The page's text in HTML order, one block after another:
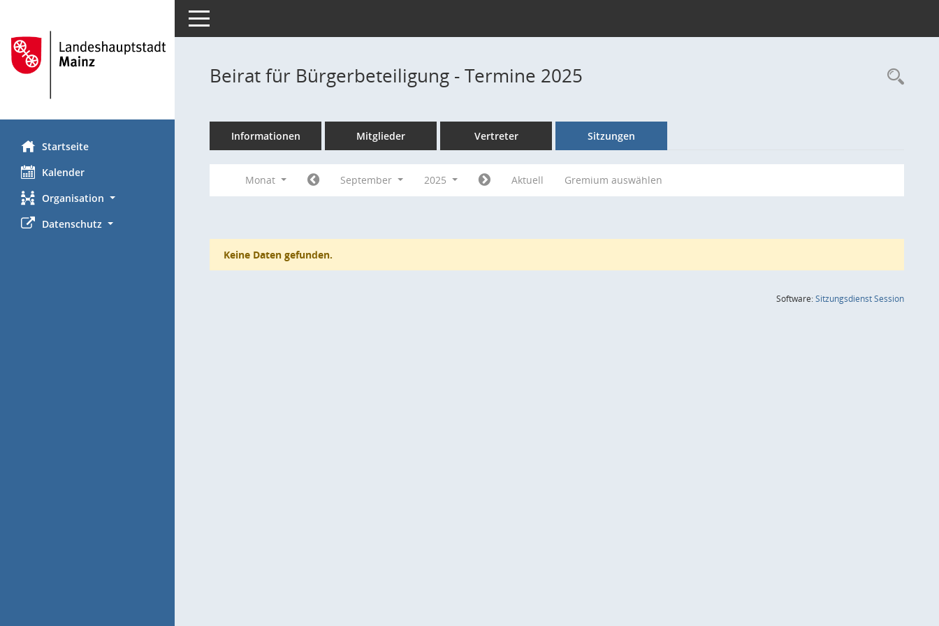
Startseite
Kalender
Organisation
Datenschutz
Toggle navigation
Beirat für Bürgerbeteiligung - Termine 2025
Informationen Mitglieder Vertreter Sitzungen
Monat September 2025 Aktuell Gremium auswählen
Keine Daten gefunden.
Software:SitzungsdienstSession(Wird in